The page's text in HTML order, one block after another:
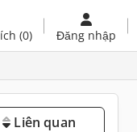
(0) Đăng nhập
Liên quan